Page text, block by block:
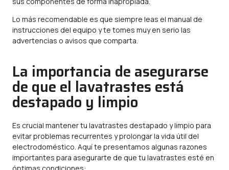
Lo más recomendable es que siempre leas el manual de
instrucciones del equipo y te tomes muy en serio las
advertencias o avisos que comparta.
La importancia de asegurarse
de que el lavatrastes está
destapado y limpio
Es crucial mantener tu lavatrastes destapado y limpio para
evitar problemas recurrentes y prolongar la vida útil del
electrodoméstico. Aquí te presentamos algunas razones
importantes para asegurarte de que tu lavatrastes esté en